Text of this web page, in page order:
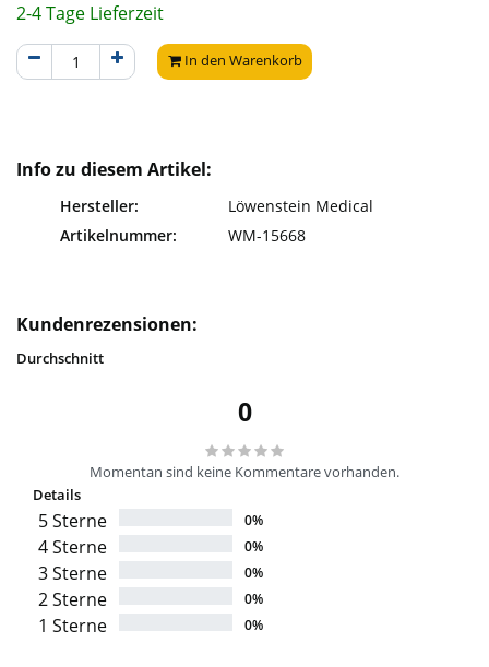
2-4 Tage Lieferzeit
In den Warenkorb
Info zu diesem Artikel:
Hersteller:
Löwenstein Medical
Artikelnummer:
WM-15668
Kundenrezensionen:
Durchschnitt
0
Momentan sind keine Kommentare vorhanden.
Details
5 Sterne 0%
4 Sterne 0%
3 Sterne 0%
2 Sterne 0%
1 Sterne 0%